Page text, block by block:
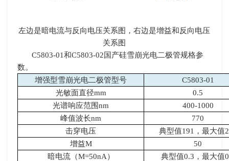
左边是暗电流与反向电压关系图，右边是增益和反向电压
关系图
C5803-01和C5803-02 国产硅雪崩光电二极管规格参
数。
增强型雪崩光电二极管型号
C5803-01
光敏面直径mm
0.5
光谱响应范围nm
400-1000
峰值波长nm
770
击穿电压
典型值191 ，最大值
增益M
50
暗电流（M=50nA） 典型值0.3 ，最大值